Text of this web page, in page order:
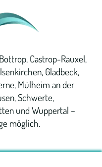
Castrop-Rauxel,
Gladbeck,
Mülheim an der
Schwerte,
und Wuppertal –
möglich.